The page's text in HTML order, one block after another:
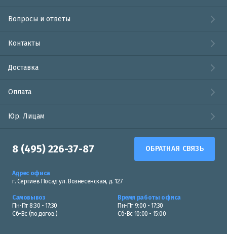
Вопросы и ответы
Контакты
Доставка
Оплата
Юр. Лицам
8 (495) 226-37-87 ОБРАТНАЯ СВЯЗЬ
Адрес офиса
г. Сергиев Посад ул. Вознесенская, д. 127
Самовывоз
Пн-Пт 8:30 - 17:30
Сб-Вс (по догов.)
Время работы офиса
Пн-Пт 9:00 - 17:30
Сб-Вс 10:00 - 15:00